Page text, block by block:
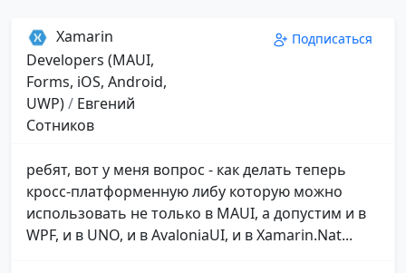
Xamarin
Developers (MAUI,
Forms, iOS, Android,
UWP)/ Евгений
Сотников
Подписаться
ребят, вот у меня вопрос - как делать теперь
кросс-платформенную либу которую можно
использовать не только в MAUI, а допустим и в
WPF, и в UNO, и в AvaloniaUI, и в Xamarin.Nat...